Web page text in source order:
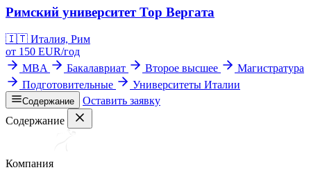
Римский университет Тор Вергата
🇮🇹 Италия, Рим
от 150 EUR/год
MBA
Бакалавриат Второе высшее
Магистратура
Подготовительные
Университеты Италии
Содержание
Оставить заявку
Содержание
Компания